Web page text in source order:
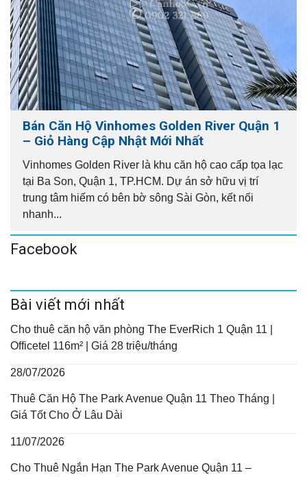
Bán Căn Hộ Vinhomes Golden River Quận 1
– Giỏ Hàng Cập Nhật Mới Nhất
Vinhomes Golden River là khu căn hộ cao cấp tọa lạc
tại Ba Son, Quận 1, TP.HCM. Dự án sở hữu vị trí
trung tâm hiếm có bên bờ sông Sài Gòn, kết nối
nhanh...
Facebook
Bài viết mới nhất
Cho thuê căn hộ văn phòng The EverRich 1 Quận 11 |
Officetel 116m² | Giá 28 triệu/tháng
28/07/2026
Thuê Căn Hộ The Park Avenue Quận 11 Theo Tháng |
Giá Tốt Cho Ở Lâu Dài
11/07/2026
Cho Thuê Ngắn Hạn The Park Avenue Quận 11 –